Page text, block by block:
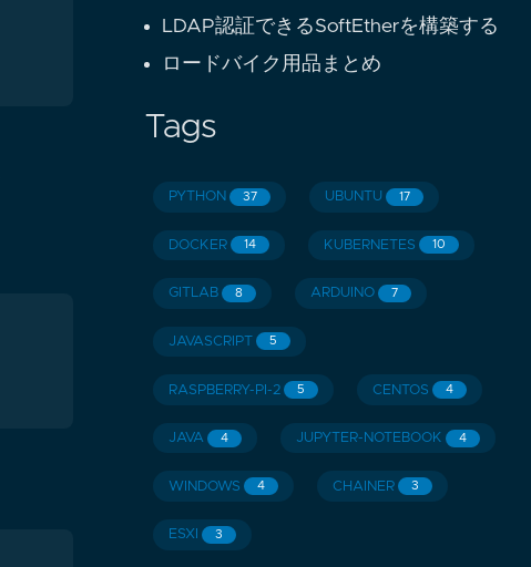
LDAP認証できるSoftEtherを構築する
ロードバイク用品まとめ
Tags
PYTHON 37 UBUNTU 17
DOCKER 14 KUBERNETES 10
GITLAB 8 ARDUINO 7
JAVASCRIPT 5
RASPBERRY-PI-2 5 CENTOS 4
JAVA 4 JUPYTER-NOTEBOOK 4
WINDOWS 4 CHAINER 3
ESXI 3